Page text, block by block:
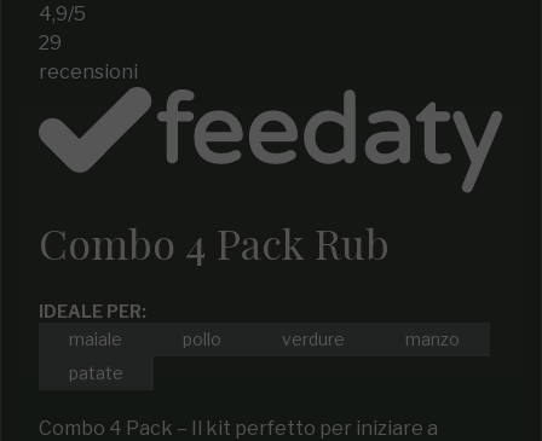
4,9/5
29
recensioni
Combo 4 Pack Rub
IDEALE PER:
maiale
pollo verdure
manzo
patate
Combo 4 Pack – Il kit perfetto per iniziare a